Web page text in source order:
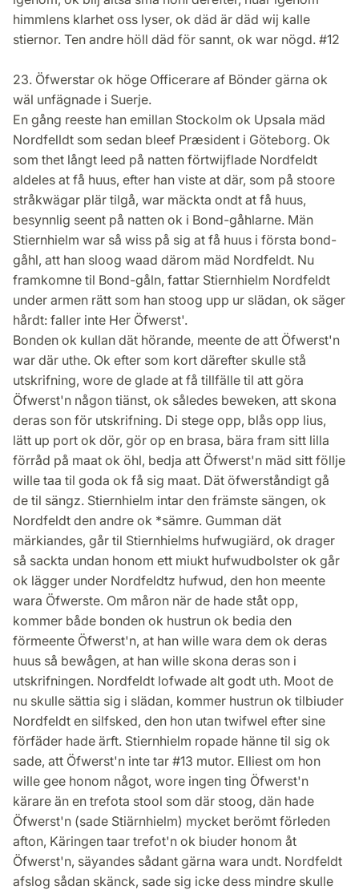
himmlens klarhet oss lyser, ok däd är däd wij kalle
stiernor. Ten andre höll däd för sannt, ok war nögd. #12
23. Öfwerstar ok höge Officerare af Bönder gärna ok
wäl unfägnade i Suerje.
En gång reeste han emillan Stockolm ok Upsala mäd
Nordfelldt som sedan bleef Præsident i Göteborg. Ok
som thet långt leed på natten förtwijflade Nordfeldt
aldeles at få huus, efter han viste at där, som på stoore
stråkwägar plär tilgå, war mäckta ondt at få huus,
besynnlig seent på natten ok i Bond-gåhlarne. Män
Stiernhielm war så wiss på sig at få huus i första bond-
gåhl, att han sloog waad därom mäd Nordfeldt. Nu
framkomne til Bond-gåln, fattar Stiernhielm Nordfeldt
under armen rätt som han stoog upp ur slädan, ok säger
hårdt: faller inte Her Öfwerst'.
Bonden ok kullan dät hörande, meente de att Öfwerst'n
war där uthe. Ok efter som kort därefter skulle stå
utskrifning, wore de glade at få tillfälle til att göra
Öfwerst'n någon tiänst, ok således beweken, att skona
deras son för utskrifning. Di stege opp, blås opp lius,
lätt up port ok dör, gör op en brasa, bära fram sitt lilla
förråd på maat ok öhl, bedja att Öfwerst'n mäd sitt föllje
wille taa til goda ok få sig maat. Dät öfwerståndigt gå
de til sängz. Stiernhielm intar den främste sängen, ok
Nordfeldt den andre ok *sämre. Gumman dät
märkiandes, går til Stiernhielms hufwugiärd, ok drager
så sackta undan honom ett miukt hufwudbolster ok går
ok lägger under Nordfeldtz hufwud, den hon meente
wara Öfwerste. Om måron när de hade ståt opp,
kommer både bonden ok hustrun ok bedia den
förmeente Öfwerst'n, at han wille wara dem ok deras
huus så bewågen, at han wille skona deras son i
utskrifningen. Nordfeldt lofwade alt godt uth. Moot de
nu skulle sättia sig i slädan, kommer hustrun ok tilbiuder
Nordfeldt en silfsked, den hon utan twifwel efter sine
förfäder hade ärft. Stiernhielm ropade hänne til sig ok
sade, att Öfwerst'n inte tar #13 mutor. Elliest om hon
wille gee honom något, wore ingen ting Öfwerst'n
kärare än en trefota stool som där stoog, dän hade
Öfwerst'n (sade Stiärnhielm) mycket berömt förleden
afton, Käringen taar trefot'n ok biuder honom åt
Öfwerst'n, säyandes sådant gärna wara undt. Nordfeldt
afslog sådan skänck, sade sig icke dess mindre skulle